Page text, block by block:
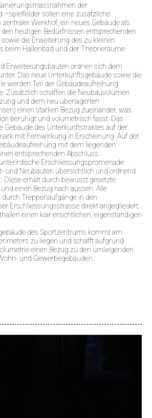
der
–spielfelder sollen eine zusätzliche
Werkhof, ein neues Gebäude als
heutigen Bedürfnissen entsprechenden
die Erweiterung des zu kleinen
beim Hallenbad und der Theorieräume
Erweiterungsbauten ordnen sich dem
Das neue Unterkunftsgebäude sowie die
werden Teil der Gebäudeaufreihung
Zusätzlich schaffen die Neubauvolumen
und dem neu überlagerten
einen starken Bezug zueinander, was
beruhigt und volumetrisch fasst. Das
Gebäude des Unterkunftstraktes auf der
mit Fernwirkung in Erscheinung. Auf der
mit dem liegenden
entsprechenden Abschluss.
Erschliessungspromenade
und Neubauten übersichtlich und ordnend
Diese erhält durch bewusst gesetzte
einen Bezug nach aussen. Alle
Treppenaufgänge in den
Erschliessungsstrasse direkt angegliedert.
einen klar ersichtlichen, eigenständigen
des Sportzentrums kommt am
zu liegen und schafft aufgrund
einen Bezug zu den umliegenden
und Gewerbegebäuden.